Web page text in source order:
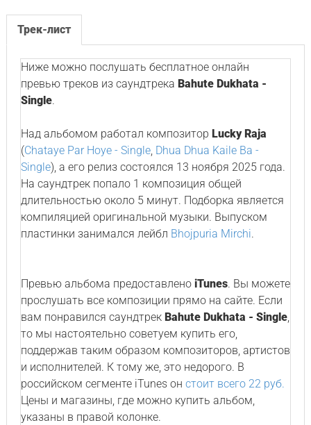
Трек-лист
Ниже можно послушать бесплатное онлайн
превью треков из саундтрека Bahute Dukhata -
Single.
Над альбомом работал композитор Lucky Raja
(Chataye Par Hoye - Single, Dhua Dhua Kaile Ba -
Single), а его релиз состоялся 13 ноября 2025 года.
На саундтрек попало 1 композиция общей
длительностью около 5 минут. Подборка является
компиляцией оригинальной музыки. Выпуском
пластинки занимался лейбл Bhojpuria Mirchi.
Превью альбома предоставлено iTunes. Вы можете
прослушать все композиции прямо на сайте. Если
вам понравился саундтрек Bahute Dukhata - Single,
то мы настоятельно советуем купить его,
поддержав таким образом композиторов, артистов
и исполнителей. К тому же, это недорого. В
российском сегменте iTunes он стоит всего 22 руб.
Цены и магазины, где можно купить альбом,
указаны в правой колонке.